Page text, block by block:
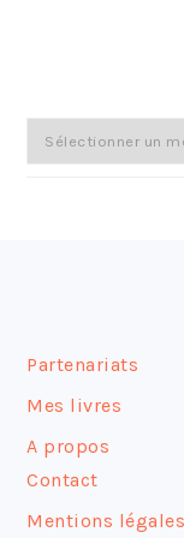
Archives
Partenariats
Mes livres
A propos
Contact
Mentions